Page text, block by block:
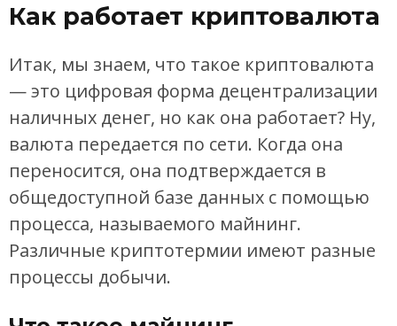
Как работает криптовалюта
Итак, мы знаем, что такое криптовалюта
— это цифровая форма децентрализации
наличных денег, но как она работает? Ну,
валюта передается по сети. Когда она
переносится, она подтверждается в
общедоступной базе данных с помощью
процесса, называемого майнинг.
Различные криптотермии имеют разные
процессы добычи.